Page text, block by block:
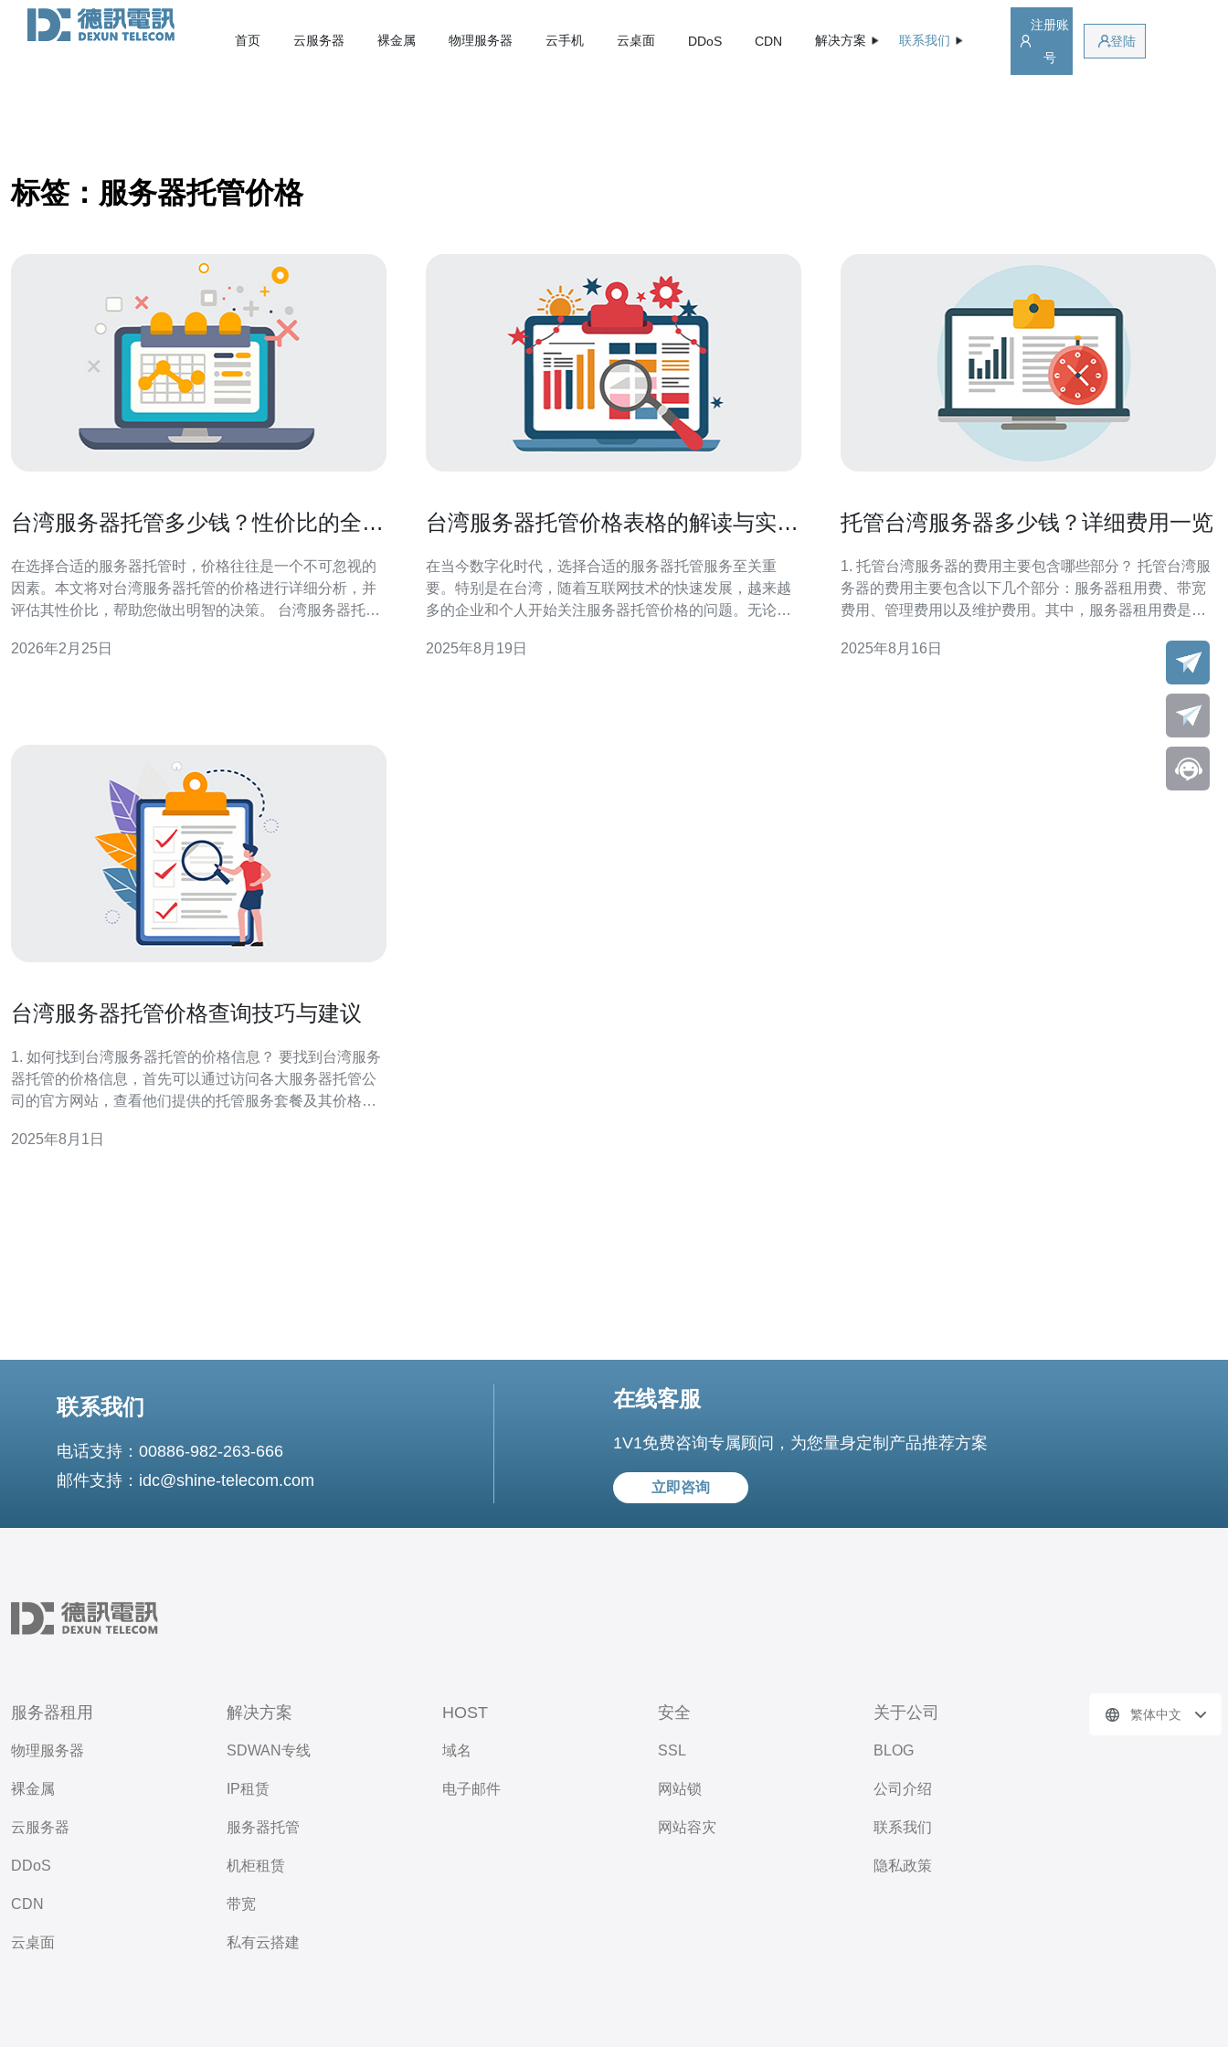
首页 云服务器 裸金属 物理服务器 云手机 云桌面 DDoS CDN 解决方案 联系我们
注册账
号
登陆
标签：服务器托管价格
台湾服务器托管多少钱？性价比的全面
在选择合适的服务器托管时，价格往往是一个不可忽视的
因素。本文将对台湾服务器托管的价格进行详细分析，并
评估其性价比，帮助您做出明智的决策。 台湾服务器托管
置以及所选择的托管方案而异。一般来说，基础的虚拟主
2026年2月25日
台湾服务器托管价格表格的解读与实际
在当今数字化时代，选择合适的服务器托管服务至关重
要。特别是在台湾，随着互联网技术的快速发展，越来越
多的企业和个人开始关注服务器托管价格的问题。无论是
务，理解台湾的服务器托管价格表格是每个用户的必要步
2025年8月19日
托管台湾服务器多少钱？详细费用一览
1. 托管台湾服务器的费用主要包含哪些部分？ 托管台湾服
务器的费用主要包含以下几个部分：服务器租用费、带宽
费用、管理费用以及维护费用。其中，服务器租用费是每
宽费用则是根据用户的流量需求，选择不同的带宽套餐来
计算。管理费用包括技术支持和系统管理的费用，而维护
2025年8月16日
台湾服务器托管价格查询技巧与建议
1. 如何找到台湾服务器托管的价格信息？ 要找到台湾服务
器托管的价格信息，首先可以通过访问各大服务器托管公
司的官方网站，查看他们提供的托管服务套餐及其价格。
格对比，帮助用户更直观地了解市场行情。社交媒体和网
2025年8月1日
联系我们
电话支持：00886-982-263-666
邮件支持：idc@shine-telecom.com
在线客服
1V1免费咨询专属顾问，为您量身定制产品推荐方案
立即咨询
服务器租用
物理服务器
裸金属
云服务器
DDoS
CDN
云桌面
解决方案
SDWAN专线
IP租赁
服务器托管
机柜租赁
带宽
私有云搭建
HOST
域名
电子邮件
安全
SSL
网站锁
网站容灾
关于公司
BLOG
公司介绍
联系我们
隐私政策
繁体中文